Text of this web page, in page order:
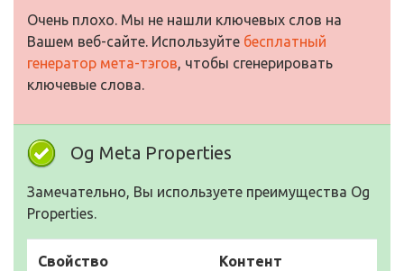
Очень плохо. Мы не нашли ключевых слов на
Вашем веб-сайте. Используйте бесплатный
генератор мета-тэгов, чтобы сгенерировать
ключевые слова.
Og Meta Properties
Замечательно, Вы используете преимущества Og
Properties.
Свойство Контент